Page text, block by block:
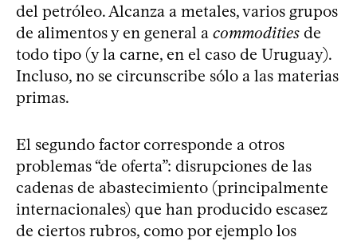
del petróleo. Alcanza a metales, varios grupos
de alimentos y en general a commodities de
todo tipo (y la carne, en el caso de Uruguay).
Incluso, no se circunscribe sólo a las materias
primas.
El segundo factor corresponde a otros
problemas “de oferta”: disrupciones de las
cadenas de abastecimiento (principalmente
internacionales) que han producido escasez
de ciertos rubros, como por ejemplo los